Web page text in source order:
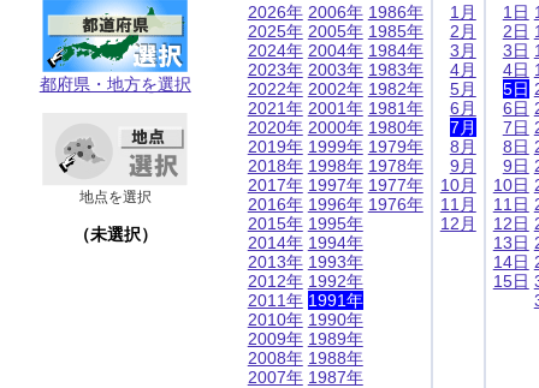
都府県・地方を選択
地点を選択
（未選択）
2026年
2025年
2024年
2023年
2022年
2021年
2020年
2019年
2018年
2017年
2016年
2015年
2014年
2013年
2012年
2011年
2010年
2009年
2008年
2007年
2006年
2005年
2004年
2003年
2002年
2001年
2000年
1999年
1998年
1997年
1996年
1995年
1994年
1993年
1992年
1991年
1990年
1989年
1988年
1987年
1986年
1985年
1984年
1983年
1982年
1981年
1980年
1979年
1978年
1977年
1976年
1月
2月
3月
4月
5月
6月
7月
8月
9月
10月
11月
12月
1日
2日
3日
4日
5日
6日
7日
8日
9日
10日
11日
12日
13日
14日
15日